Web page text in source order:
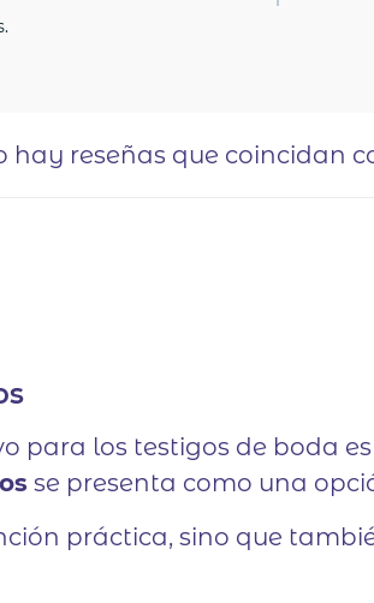
hay reseñas que coincidan
para los testigos de boda
se presenta como una
práctica, sino que